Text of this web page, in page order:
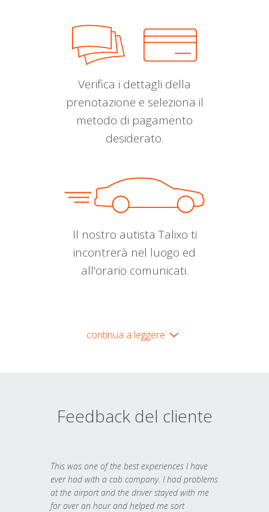
Verifica i dettagli della
prenotazione e seleziona il
metodo di pagamento
desiderato.
Il nostro autista Talixo ti
incontrerà nel luogo ed
all'orario comunicati.
continua a leggere
Feedback del cliente
This was one of the best experiences I have
ever had with a cab company. I had problems
at the airport and the driver stayed with me
for over an hour and helped me sort